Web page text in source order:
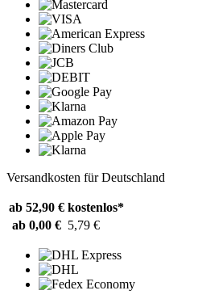
Versandkosten für Deutschland
ab 52,90 € kostenlos*
ab 0,00 € 5,79 €